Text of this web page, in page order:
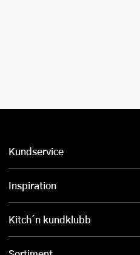
Kundservice
Inspiration
Kitch´n kundklubb